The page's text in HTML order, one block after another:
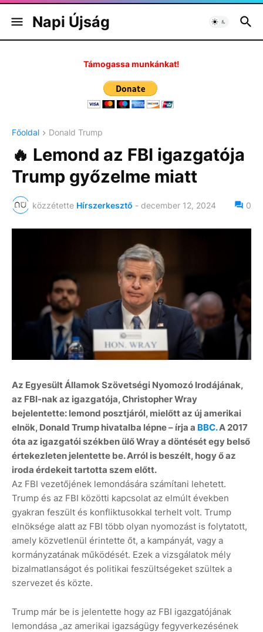
Napi Újság
Támogassa munkánkat!
Főoldal Donald Trump
🔥 Lemond az FBI igazgatója
Trump győzelme miatt
közzétette Hírszerkesztő - december 12, 2024 0
Az Egyesült Államok Szövetségi Nyomozó Irodájának,
az FBI-nak az igazgatója, Christopher Wray
bejelentette: lemond posztjáról, mielőtt az új amerikai
elnök, Donald Trump hivatalba lépne – írja a BBC.A 2017
óta az igazgatói székben ülő Wray a döntését egy belső
értekezleten jelentette be. Arról is beszélt, hogy ő az
iroda érdekeit tartotta szem előtt.
Az FBI vezetőjének lemondására számítani lehetett.
Trump és az FBI közötti kapcsolat az elmúlt években
gyakran feszült és konfliktusokkal terhelt volt. Trump
elnöksége alatt az FBI több olyan nyomozást is folytatott,
amely közvetlenül érintette őt, a kampányát, vagy a
kormányzatának működését. Ezek a vizsgálatok mély
bizalmatlanságot és politikai feszültségeket szültek a
szervezet és közte.
Trump már be is jelentette hogy az FBI igazgatójának
lemondása „az amerikai igazságügy fegyverkezésének